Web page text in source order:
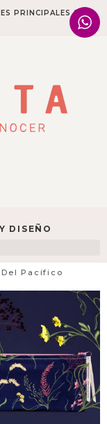
PRINCIPALES 2-4
DISEÑO
Pacífico